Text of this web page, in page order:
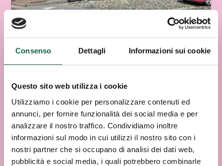
Consenso Dettagli Informazioni sui cookie
Questo sito web utilizza i cookie
Utilizziamo i cookie per personalizzare contenuti ed
annunci, per fornire funzionalità dei social media e per
analizzare il nostro traffico. Condividiamo inoltre
informazioni sul modo in cui utilizzi il nostro sito con i
nostri partner che si occupano di analisi dei dati web,
pubblicità e social media, i quali potrebbero combinarle